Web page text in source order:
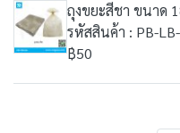
ถุงขยะสีชา ขนาด
รหัสสินค้า : PB-
฿50